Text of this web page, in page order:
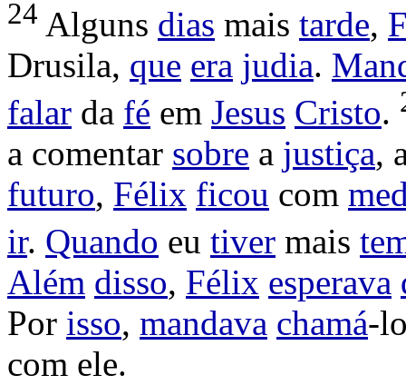
24 Alguns dias mais tarde,
Drusila, que era judia.
falar da fé em Jesus Cristo.
a comentar sobre a justiça,
futuro, Félix ficou com
ir. Quando eu tiver mais
Além disso, Félix esperava
Por isso, mandava chamá-
com ele.